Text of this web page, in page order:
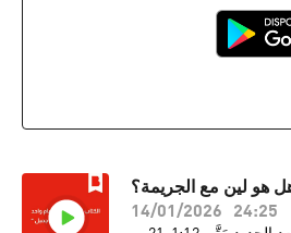
14/01/2026
24:25